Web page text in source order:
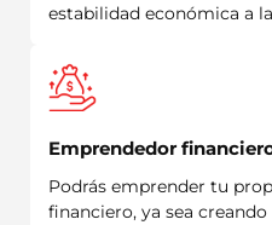
estabilidad económica a
Emprendedor
Podrás emprender tu
financiero, ya sea